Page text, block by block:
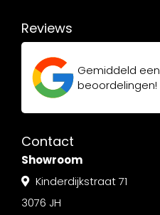
Reviews
Gemiddeld een
beoordelingen!
Contact
Showroom
Kinderdijkstraat 71
3076 JH